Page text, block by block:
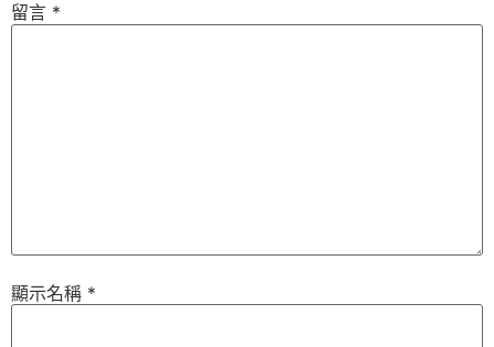
留言 *
顯示名稱 *